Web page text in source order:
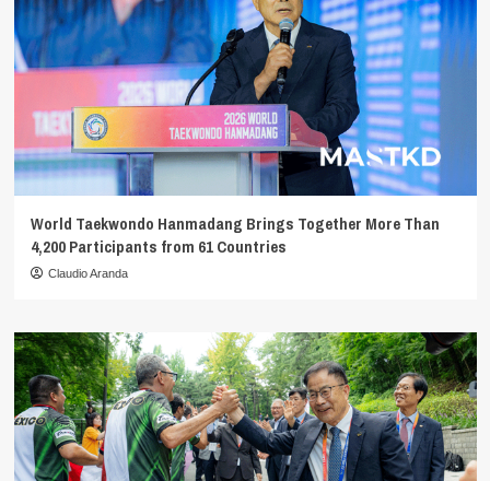
World Taekwondo Hanmadang Brings Together More Than
4,200 Participants from 61 Countries
Claudio Aranda